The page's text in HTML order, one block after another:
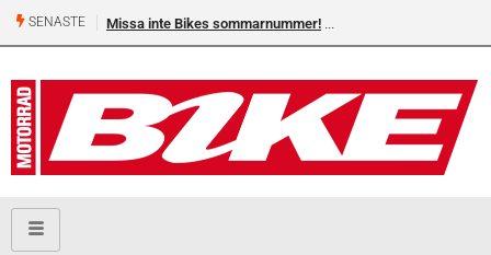
SENASTE Missa inte Bikes sommarnummer!